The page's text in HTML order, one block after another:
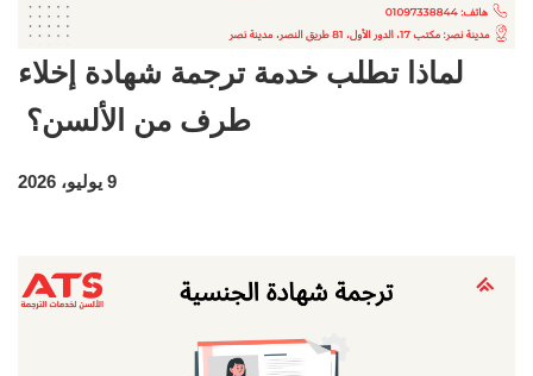
لماذا تطلب خدمة ترجمة شهادة إخلاء
طرف من الألسن؟
9 يوليو، 2026